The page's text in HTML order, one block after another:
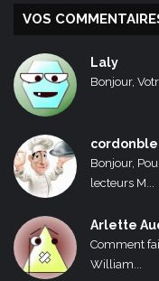
VOS
Laly
Bonjour,
Bonjour,
lecteurs M...
Arlette
Comment
William...